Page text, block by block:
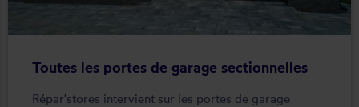
Toutes les portes de garage sectionnelles
Répar'stores intervient sur les portes de garage